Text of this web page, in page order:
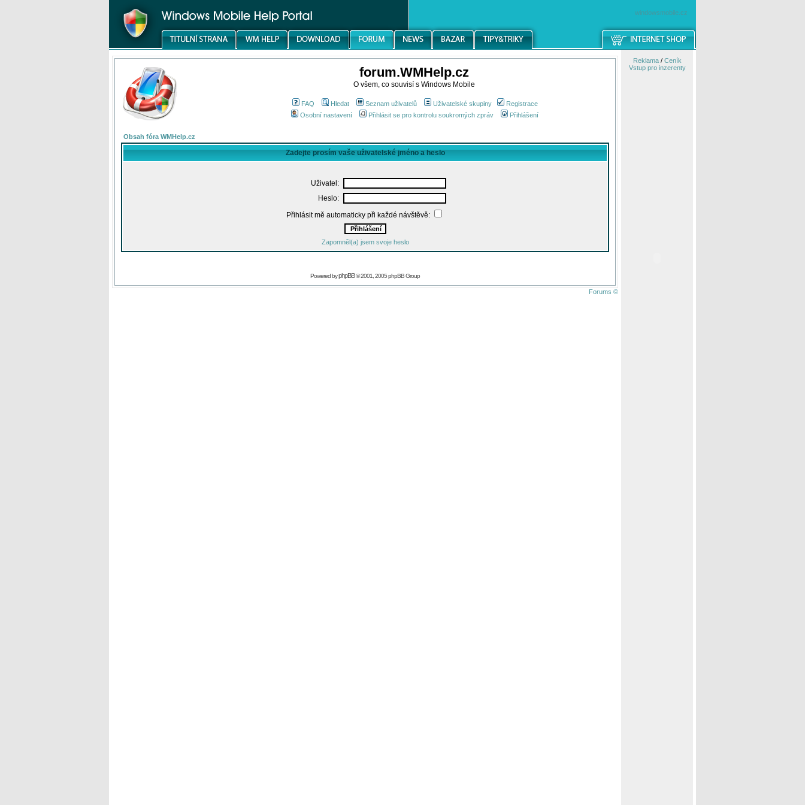
windowsmobile.cz
forum.WMHelp.cz
O všem, co souvisí s Windows Mobile
FAQ Hledat Seznam uživatelů Uživatelské skupiny
Registrace
Osobní nastavení
Přihlásit se pro kontrolu soukromých zpráv Přihlášení
Obsah fóra WMHelp.cz
Zadejte prosím vaše uživatelské jméno a heslo
Uživatel:
Heslo:
Přihlásit mě automaticky při každé návštěvě:
Zapomněl(a) jsem svoje heslo
Powered byphpBB© 2001, 2005 phpBB Group
Forums ©
Reklama/ Ceník
Vstup pro inzerenty